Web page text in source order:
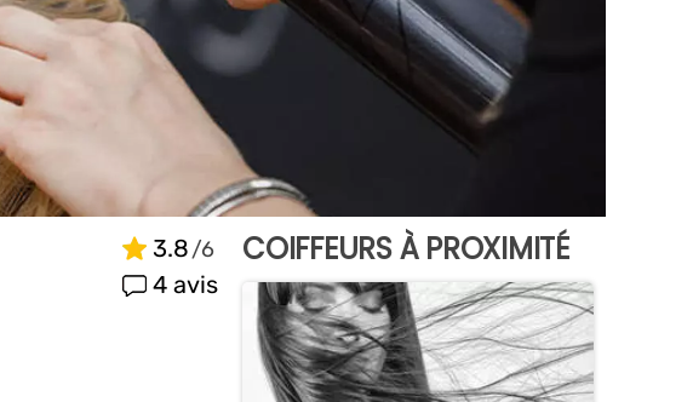
3.8
4 avis
COIFFEURS À PROXIMITÉ